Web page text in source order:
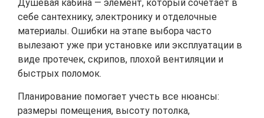
Душевая кабина — элемент, который сочетает в
себе сантехнику, электронику и отделочные
материалы. Ошибки на этапе выбора часто
вылезают уже при установке или эксплуатации в
виде протечек, скрипов, плохой вентиляции и
быстрых поломок.
Планирование помогает учесть все нюансы:
размеры помещения, высоту потолка,